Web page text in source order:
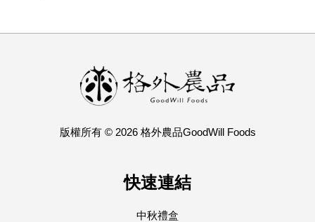
版權所有 © 2026 格外農品GoodWill Foods
快速連結
中秋禮盒